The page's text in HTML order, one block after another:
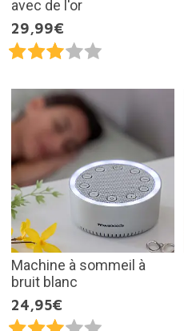
avec de l'or
29,99€
Machine à sommeil à
bruit blanc
24,95€